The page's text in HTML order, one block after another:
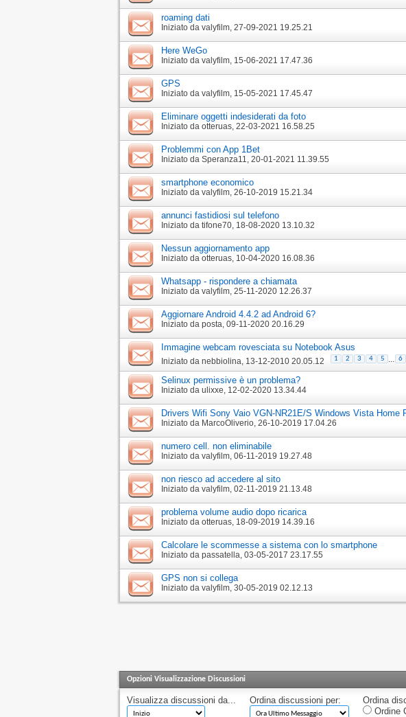
roaming dati
Iniziato da valyfilm‎, 27-09-2021 19.25.21
Here WeGo
Iniziato da valyfilm‎, 15-06-2021 17.47.36
GPS
Iniziato da valyfilm‎, 15-05-2021 17.45.47
Eliminare oggetti indesiderati da foto
Iniziato da otteruas‎, 22-03-2021 16.58.25
Problemmi con App 1Bet
Iniziato da Speranza11‎, 20-01-2021 11.39.55
smartphone economico
Iniziato da valyfilm‎, 26-10-2019 15.21.34
annunci fastidiosi sul telefono
Iniziato da tifone70‎, 18-08-2020 13.10.32
Nessun aggiornamento app
Iniziato da otteruas‎, 10-04-2020 16.08.36
Whatsapp - rispondere a chiamata
Iniziato da valyfilm‎, 25-11-2020 12.26.37
Aggiornare Android 4.4.2 ad Android 6?
Iniziato da posta‎, 09-11-2020 20.16.29
Immagine webcam rovesciata su Notebook Asus
Iniziato da nebbiolina‎, 13-12-2010 20.05.12 1 2 3 4 5 ... 6
Selinux permissive è un problema?
Iniziato da ulixxe‎, 12-02-2020 13.34.44
Drivers Wifi Sony Vaio VGN-NR21E/S Windows Vista Home
Iniziato da MarcoOliverio‎, 26-10-2019 17.04.26
numero cell. non eliminabile
Iniziato da valyfilm‎, 06-11-2019 19.27.48
non riesco ad accedere al sito
Iniziato da valyfilm‎, 02-11-2019 21.13.48
problema volume audio dopo ricarica
Iniziato da otteruas‎, 18-09-2019 14.39.16
Calcolare le scommesse a sistema con lo smartphone
Iniziato da passatella‎, 03-05-2017 23.17.55
GPS non si collega
Iniziato da valyfilm‎, 30-05-2019 02.12.13
Opzioni Visualizzazione Discussioni
Visualizza discussioni da... Ordina discussioni per:
Ordina
Ordine